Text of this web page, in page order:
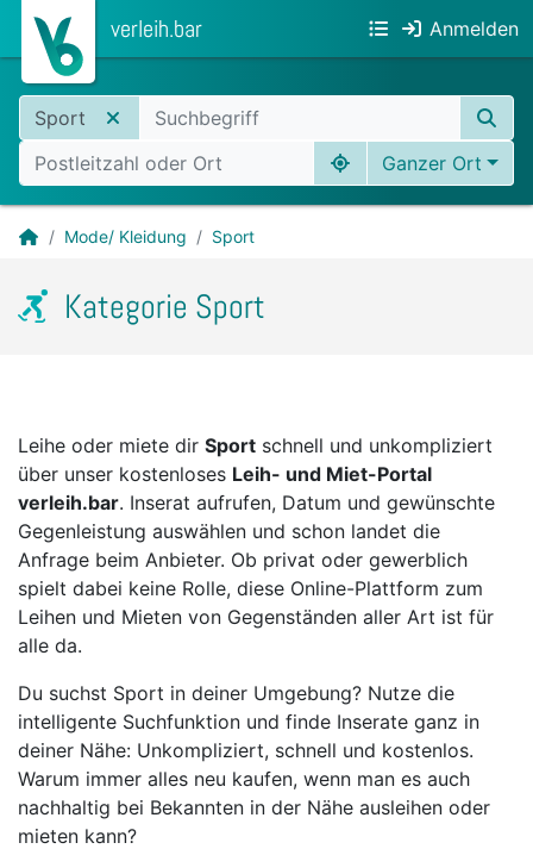
verleih.bar Anmelden
Sport
Ganzer Ort
Mode/ Kleidung Sport
Kategorie Sport
Leihe oder miete dir Sport schnell und unkompliziert
über unser kostenloses Leih- und Miet-Portal
verleih.bar. Inserat aufrufen, Datum und gewünschte
Gegenleistung auswählen und schon landet die
Anfrage beim Anbieter. Ob privat oder gewerblich
spielt dabei keine Rolle, diese Online-Plattform zum
Leihen und Mieten von Gegenständen aller Art ist für
alle da.
Du suchst Sport in deiner Umgebung? Nutze die
intelligente Suchfunktion und finde Inserate ganz in
deiner Nähe: Unkompliziert, schnell und kostenlos.
Warum immer alles neu kaufen, wenn man es auch
nachhaltig bei Bekannten in der Nähe ausleihen oder
mieten kann?